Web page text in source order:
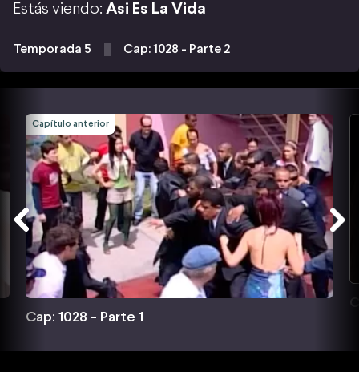
Estás viendo: Asi Es La Vida
Temporada 5 Cap: 1028 - Parte 2
Capítulo anterior
Cap: 1028 - Parte 1